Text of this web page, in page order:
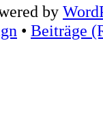
by
• Beiträge